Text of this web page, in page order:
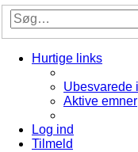
Hurtige links
Ubesvarede
Aktive emner
Log ind
Tilmeld